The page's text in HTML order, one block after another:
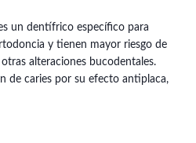
un dentífrico específico para
y tienen mayor riesgo de
alteraciones bucodentales.
de caries por su efecto antiplaca,